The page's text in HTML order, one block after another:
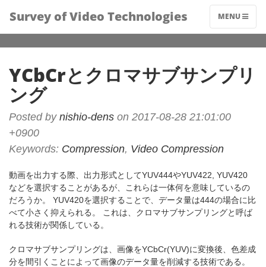
Survey of Video Technologies MENU
YCbCrとクロマサブサンプリ
ング
Posted by nishio-dens on 2017-08-28 21:01:00
+0900
Keywords: Compression, Video Compression
動画を出力する際、出力形式としてYUV444やYUV422, YUV420
などを選択することがあるが、これらは一体何を意味しているの
だろうか。 YUV420を選択することで、データ量は444の場合に比
べて小さく抑えられる。 これは、クロマサブサンプリングと呼ば
れる技術が関係している。
クロマサブサンプリングは、画像をYCbCr(YUV)に変換後、色差成
分を間引くことによって画像のデータ量を削減する技術である。